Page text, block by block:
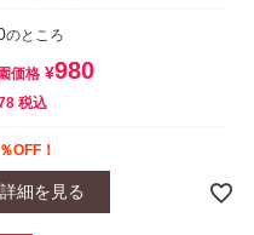
のところ
価格 ¥980
税込
OFF！
詳細を見る